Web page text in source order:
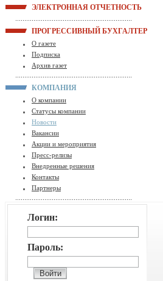
ЭЛЕКТРОННАЯ ОТЧЕТНОСТЬ
ПРОГРЕССИВНЫЙ БУХГАЛТЕР
О газете
Подписка
Архив газет
КОМПАНИЯ
О компании
Статусы компании
Новости
Вакансии
Акции и мероприятия
Пресс-релизы
Внедренные решения
Контакты
Партнеры
Логин:
Пароль: